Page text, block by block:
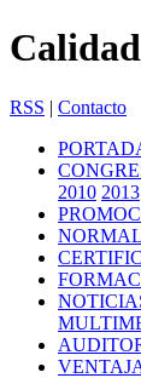
RSS | Contacto
2010 2013